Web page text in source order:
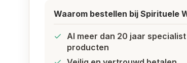
Waarom bestellen bij Spirituele
Al meer dan 20 jaar
producten